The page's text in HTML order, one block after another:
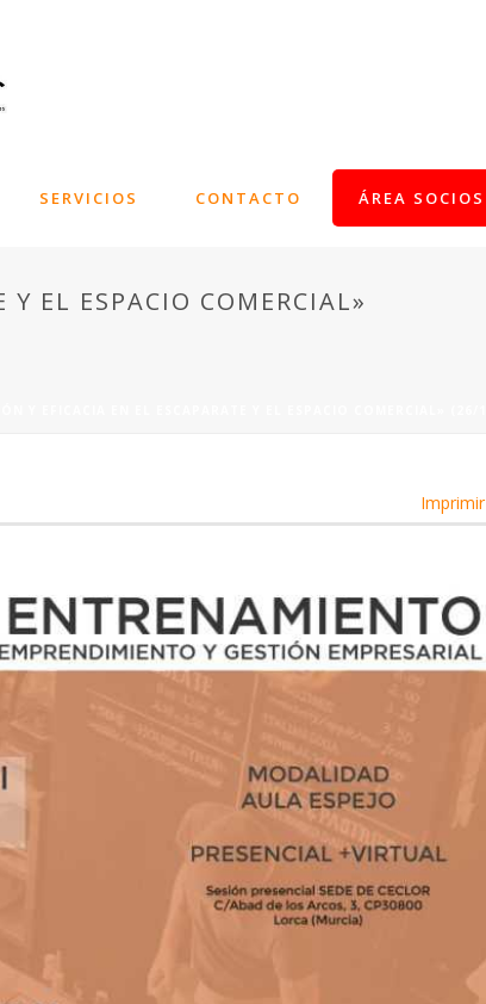
SERVICIOS CONTACTO ÁREA SOCIOS
EL ESPACIO COMERCIAL»
Imprimir